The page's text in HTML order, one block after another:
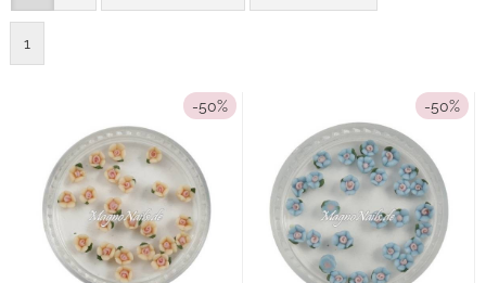
1
-50% -50%